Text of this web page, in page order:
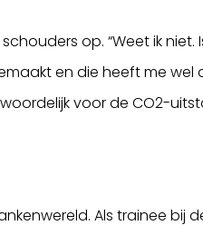
op. “Weet ik niet.
en die heeft me
voor de CO2-
Als trainee